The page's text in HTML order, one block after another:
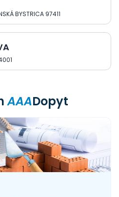
BYSTRICA 97411
AAADopyt